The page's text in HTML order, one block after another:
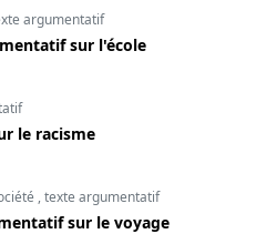
argumentatif
sur l'école
le racisme
,texte argumentatif
sur le voyage